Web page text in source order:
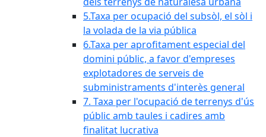
5.Taxa per ocupació del subsòl, el sòl i
la volada de la via pública
6.Taxa per aprofitament especial del
domini públic, a favor d'empreses
explotadores de serveis de
subministraments d'interès general
7. Taxa per l'ocupació de terrenys d'ús
públic amb taules i cadires amb
finalitat lucrativa